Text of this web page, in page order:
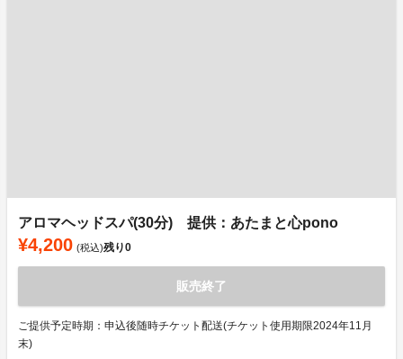
アロマヘッドスパ(30分) 提供：あたまと心pono
¥4,200 (税込)残り0
販売終了
ご提供予定時期：申込後随時チケット配送(チケット使用期限2024年11月
末)